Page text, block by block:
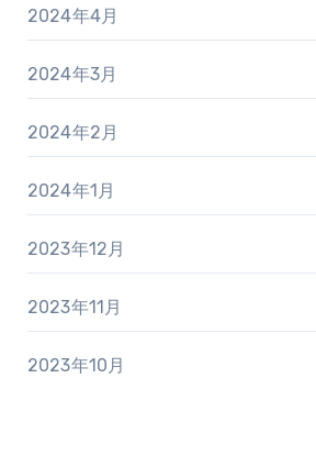
2024年4月
2024年3月
2024年2月
2024年1月
2023年12月
2023年11月
2023年10月